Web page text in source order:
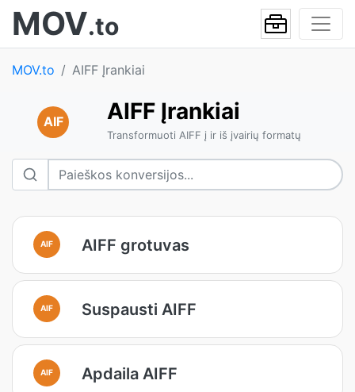
MOV.to
MOV.to AIFF Įrankiai
AIF AIFF Įrankiai
Transformuoti AIFF į ir iš įvairių formatų
AIF AIFF grotuvas
AIF Suspausti AIFF
AIF Apdaila AIFF